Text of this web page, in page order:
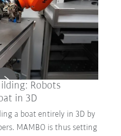
Robots
in 3D
a boat entirely in 3D by
MAMBO is thus setting